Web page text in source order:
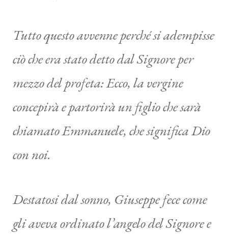
Tutto questo avvenne perché si adempisse
ciò che era stato detto dal Signore per
mezzo del profeta: Ecco, la vergine
concepirà e partorirà un figlio che sarà
chiamato Emmanuele, che significaDio
con noi.
Destatosi dal sonno, Giuseppe fece come
gli aveva ordinato l’angelo del Signore e